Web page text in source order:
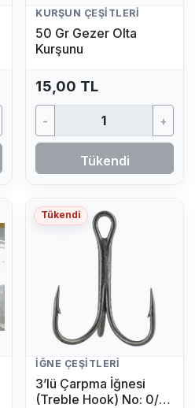
KURŞUN ÇEŞITLERI
50 Gr Gezer Olta
Kurşunu
15,00 TL
- +
Tükendi
Tükendi
İĞNE ÇEŞITLERI
3’lü Çarpma İğnesi
(Treble Hook) No: 0/4